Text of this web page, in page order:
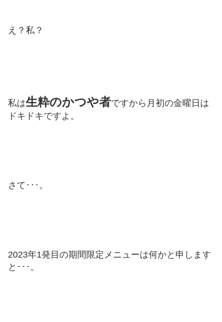
え？私？
私は生粋のかつや者ですから月初の金曜日は
ドキドキですよ。
さて･･･。
2023年1発目の期間限定メニューは何かと申します
と･･･。